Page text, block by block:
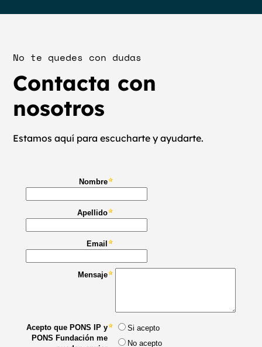
No te quedes con dudas
Contacta con
nosotros
Estamos aquí para escucharte y ayudarte.